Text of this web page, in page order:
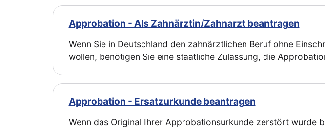
Approbation - Als Zahnärztin/Zahnarzt beantragen
Wenn Sie in Deutschland den zahnärztlichen Beruf ohne
wollen, benötigen Sie eine staatliche Zulassung, die
Approbation - Ersatzurkunde beantragen
Wenn das Original Ihrer Approbationsurkunde zerstört wurde